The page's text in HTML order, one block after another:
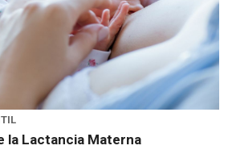
la Lactancia Materna